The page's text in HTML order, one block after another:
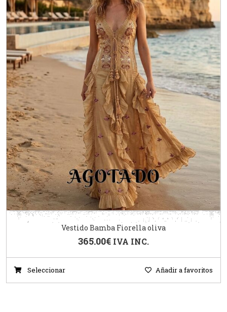
Vestido Bamba Fiorella oliva
365.00€ IVA INC.
Seleccionar Añadir a favoritos